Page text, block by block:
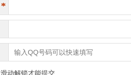
*
滑动解锁才能提交